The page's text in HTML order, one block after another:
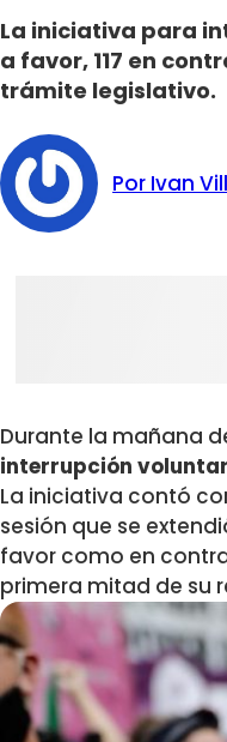
La iniciativa para
a favor, 117 en
trámite legislativo.
Por Ivan
Durante la mañana
interrupción
La iniciativa contó
sesión que se
favor como en
primera mitad de su